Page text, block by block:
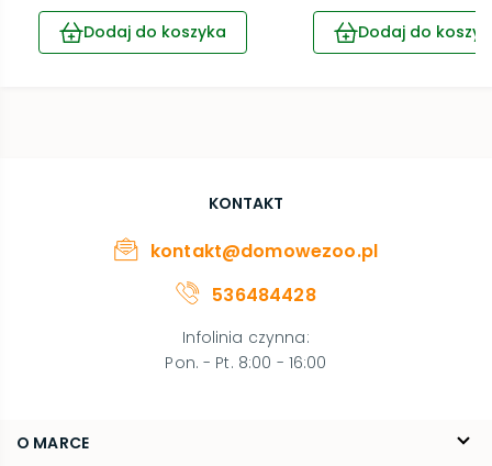
Dodaj do koszyka
Dodaj do
O MARCE
KONTAKT
kontakt@domowezoo.pl
536484428
Infolinia czynna:
Pon. - Pt. 8:00 - 16:00